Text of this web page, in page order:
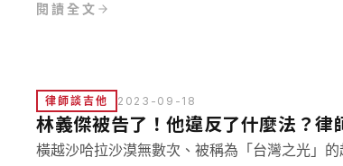
疫而居家辦公機會大增，讓我們一起來看看台灣
閱讀全文
律師談吉他 2023-09-18
林義傑被告了！他違反了什麼法？律
橫越沙哈拉沙漠無數次、被稱為「台灣之光」